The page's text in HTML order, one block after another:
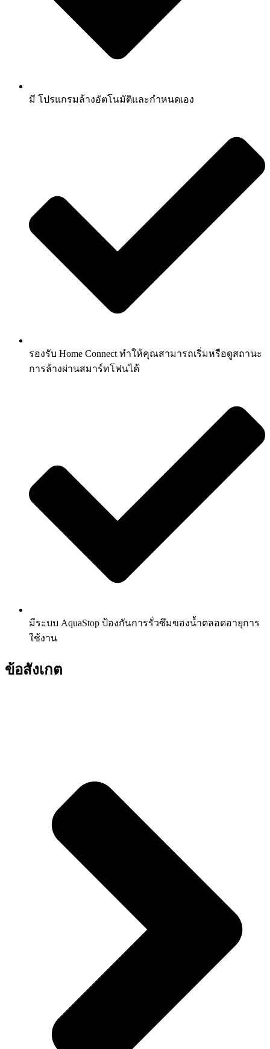
มี โปรแกรมล้างอัตโนมัติและกำหนดเอง
รองรับ Home Connect ทำให้คุณสามารถเริ่มหรือดูสถานะ
การล้างผ่านสมาร์ทโฟนได้
มีระบบ AquaStop ป้องกันการรั่วซึมของน้ำตลอดอายุการ
ใช้งาน
ข้อสังเกต